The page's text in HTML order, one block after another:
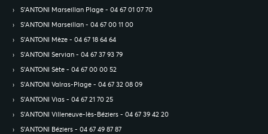
S’ANTONI Marseillan Plage - 04 67 01 07 70
S’ANTONI Marseillan - 04 67 00 11 00
S’ANTONI Mèze - 04 67 18 64 64
S’ANTONI Servian - 04 67 37 93 79
S’ANTONI Sète - 04 67 00 00 52
S’ANTONI Valras-Plage - 04 67 32 08 09
S’ANTONI Vias - 04 67 21 70 25
S’ANTONI Villeneuve-lès-Béziers - 04 67 39 42 20
S’ANTONI Béziers - 04 67 49 87 87